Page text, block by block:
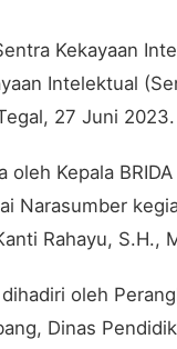
Kekayaan
Intelektual
27 Juni 2023.
oleh Kepala
Narasumber
Rahayu, S.H.,
oleh
Dinas